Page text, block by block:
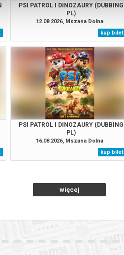
PSI PATROL I DINOZAURY (DUBBING
PL)
12.08.2026, Mszana Dolna
kup bilet
PSI PATROL I DINOZAURY (DUBBING
PL)
16.08.2026, Mszana Dolna
kup bilet
więcej